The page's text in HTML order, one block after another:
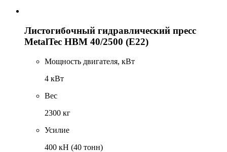
Листогибочный гидравлический пресс
MetalTec HBM 40/2500 (E22)
Мощность двигателя, кВт
4 кВт
Вес
2300 кг
Усилие
400 кН (40 тонн)